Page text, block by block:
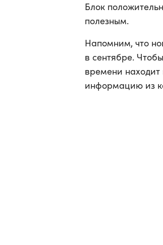
Блок
полезным.
Напомним, что
в сентябре.
времени находит
информацию из